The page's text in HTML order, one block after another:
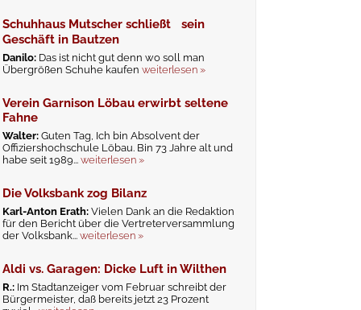
Schuhhaus Mutscher schließt sein
Geschäft in Bautzen
Danilo: Das ist nicht gut denn wo soll man
Übergrößen Schuhe kaufenweiterlesen »
Verein Garnison Löbau erwirbt seltene
Fahne
Walter:Guten Tag, Ich bin Absolvent der
Offiziershochschule Löbau. Bin 73 Jahre alt und
habe seit 1989...weiterlesen »
Die Volksbank zog Bilanz
Karl-Anton Erath:Vielen Dank an die Redaktion
für den Bericht über die Vertreterversammlung
der Volksbank...weiterlesen »
Aldi vs. Garagen: Dicke Luft in Wilthen
R.: Im Stadtanzeiger vom Februar schreibt der
Bürgermeister, daß bereits jetzt 23 Prozent